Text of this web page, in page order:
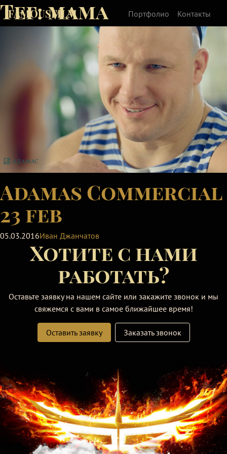
FAMOUSFILM Портфолио Контакты
Тег:мама
Adamas Commercial
23 feb
05.03.2016Иван Джанчатов
Хотите с нами
работать?
Оставьте заявку на нашем сайте или закажите звонок и мы
свяжемся с вами в самое ближайшее время!
Оставить заявку Заказать звонок